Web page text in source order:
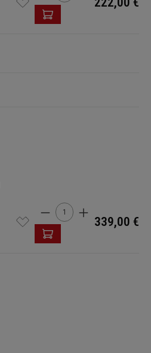
Cantidad del
339,00 €